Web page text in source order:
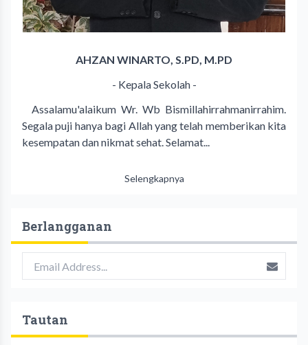
AHZAN WINARTO, S.PD, M.PD
- Kepala Sekolah -
Assalamu'alaikum Wr. Wb Bismillahirrahmanirrahim.
Segala puji hanya bagi Allah yang telah memberikan kita
kesempatan dan nikmat sehat. Selamat...
Selengkapnya
Berlangganan
Tautan